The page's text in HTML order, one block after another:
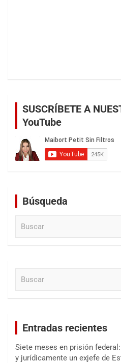
SUSCRÍBETE A
YouTube
Búsqueda
Entradas recientes
Siete meses en prisión
y jurídicamente un exjefe de